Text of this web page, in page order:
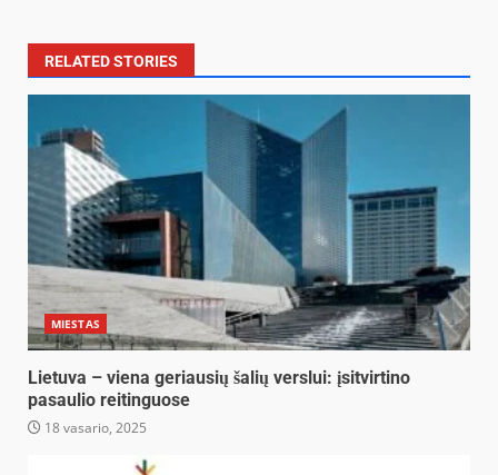
RELATED STORIES
MIESTAS
Lietuva – viena geriausių šalių verslui: įsitvirtino
pasaulio reitinguose
18 vasario, 2025